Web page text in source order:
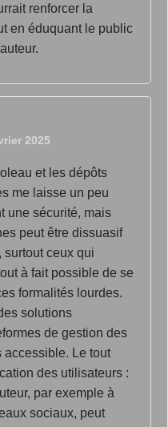
renforcer la
en éduquant le public
2025
et les dépôts
me laisse un peu
une sécurité, mais
peut être dissuasif
surtout ceux qui
à fait possible de se
formalités lourdes.
solutions
de gestion des
accessible. Le tout
des utilisateurs :
par exemple à
sociaux, peut